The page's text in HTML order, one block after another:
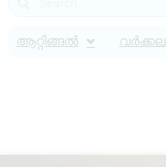
ആറ്റിങ്ങൽ വർക്കല